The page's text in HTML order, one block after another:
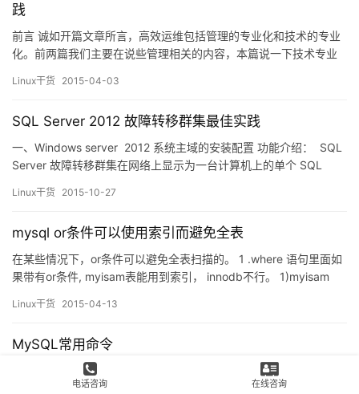
践
前言 诚如开篇文章所言，高效运维包括管理的专业化和技术的专业
化。前两篇我们主要在说些管理相关的内容，本篇说一下技术专业
已进入Web 2.0时代，对后台支撑能力的要求，提高了几十倍甚至几
进化到今天，已经不是重复造轮子的时代。所以，我们在架构优…
Linux干货 2015-04-03
SQL Server 2012 故障转移群集最佳实践
一、Windows server 2012 系统主域的安装配置 功能介绍： SQL
Server 故障转移群集在网络上显示为一台计算机上的单个 SQL
足针对该故障转移群集实例的所有客户端请求。在出现故障（硬件
组…
Linux干货 2015-10-27
mysql or条件可以使用索引而避免全表
在某些情况下，or条件可以避免全表扫描的。 1 .where 语句里面如
果带有or条件, myisam表能用到索引， innodb不行。 1)myisam
Linux干货 2015-04-13
MySQL常用命令
本文大纲 MySQL命令 （0%） 交互式CLI工具 服务端命
令 mysqld服务器程序 数据类型 DDL语句 &n…
电话咨询 在线咨询